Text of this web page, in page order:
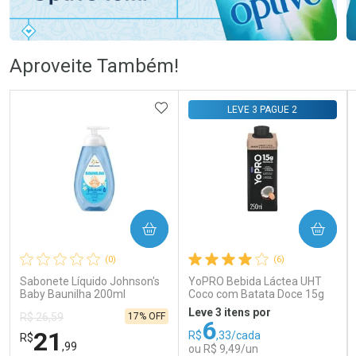
Comprar sem Desconto
Comprar sem Desconto
Comprar sem Desconto
Por R$ 106,99/cada
Comprar sem Desconto
Por R$ 106,99/cada
Aproveite Também!
(0)
Sabonete Líquido Johnson's
Baby Baunilha 200ml
R$ 26,59
R$21 ,99
17% OFF
ADICIONAR AOS FAVORITOS
COMPRAR
(6)
YoPRO Bebida Láctea UHT
Coco com Batata Doce 15g
de proteínas 250ml
LEVE 3 PAGUE 2
Leve 3 itens por
R$6,33/cada
ou R$ 9,49/un
COMPRAR